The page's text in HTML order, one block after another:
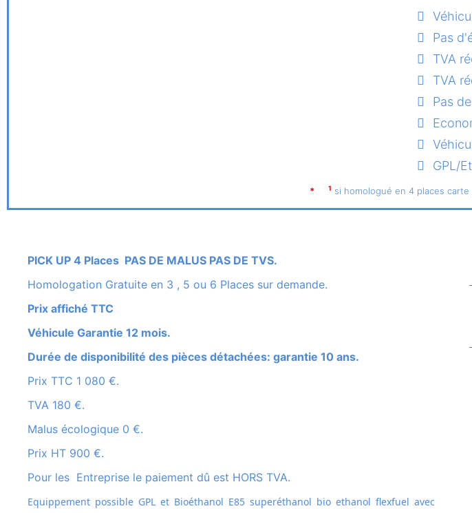
Pas
TVA
TVA
Pas
GPL/
* 1 si homologué en 4 places carte
PICK UP 4 Places PAS DE MALUS PAS DE TVS.
Homologation Gratuite en 3 , 5 ou 6 Places sur demande.
Prix affiché TTC
Véhicule Garantie 12 mois.
Durée de disponibilité des pièces détachées: garantie 10 ans.
Prix TTC 1 080 €.
TVA 180 €.
Malus écologique 0 €.
Prix HT 900 €.
Pour les Entreprise le paiement dû est HORS TVA.
Equippement possible GPL et Bioéthanol E85 superéthanol bio ethanol flexfuel avec